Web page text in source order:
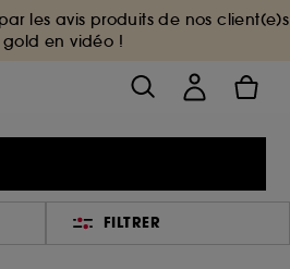
les avis produits de nos client(e)s
gold en vidéo !
FILTRER